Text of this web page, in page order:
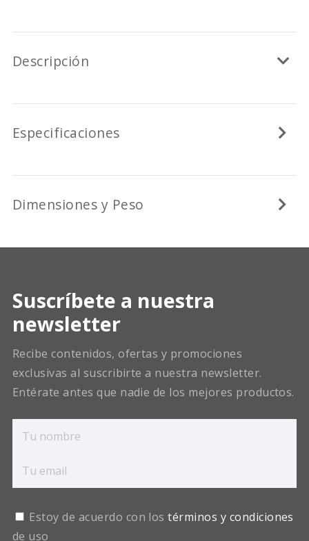
Descripción
Especificaciones
Dimensiones y Peso
Suscríbete a nuestra
newsletter
Recibe contenidos, ofertas y promociones
exclusivas al suscribirte a nuestra newsletter.
Entérate antes que nadie de los mejores productos.
Estoy de acuerdo con lostérminos y condiciones
de uso